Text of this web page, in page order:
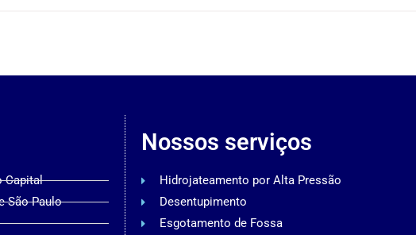
Capital
São Paulo
Nossos serviços
Hidrojateamento por Alta Pressão
Desentupimento
Esgotamento de Fossa